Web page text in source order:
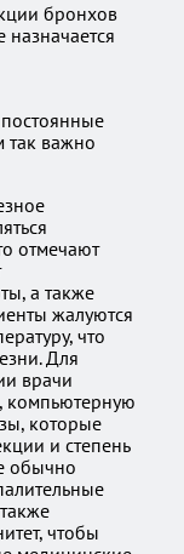
бронхов
так важно
отмечают
а также
жалуются
что
Для
врачи
компьютерную
которые
и степень
обычно
чтобы